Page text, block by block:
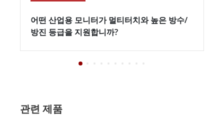
어떤 산업용 모니터가 멀티터치와 높은 방수/
방진 등급을 지원합니까?
관련 제품